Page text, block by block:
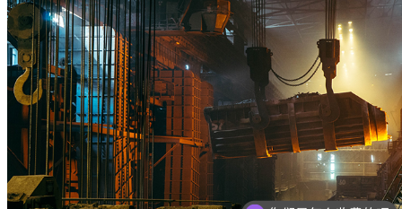
你们是怎么收费的呢